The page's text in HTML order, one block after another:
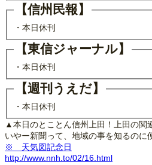
【信州民報】
・本日休刊
【東信ジャーナル】
・本日休刊
【週刊うえだ】
・本日休刊
▲本日のとことん信州上田！上田の関
いやー新聞って、地域の事を知るのに
※ 天気図記念日
http://www.nnh.to/02/16.html